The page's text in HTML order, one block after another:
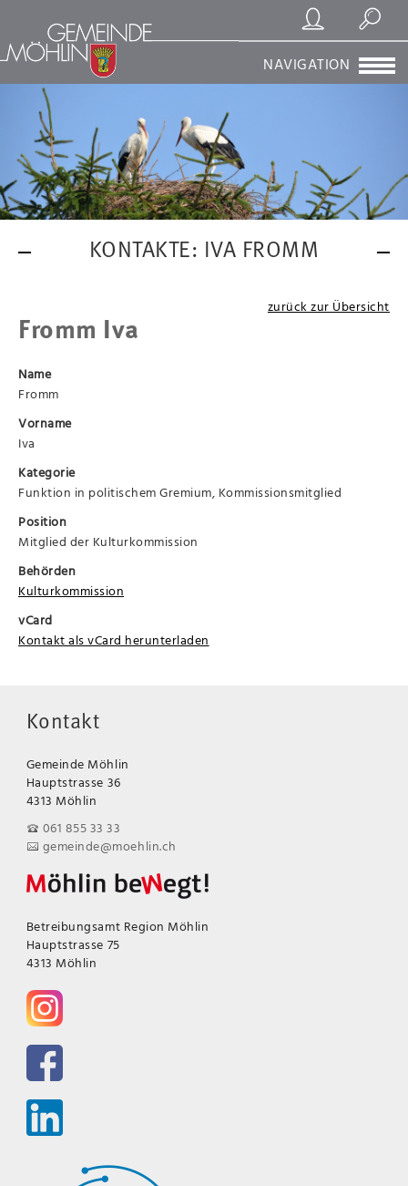
Registrierung/Login
Suchen
NAVIGATION
KONTAKTE: IVA FROMM
zurück zur Übersicht
Fromm Iva
Name
Fromm
Vorname
Iva
Kategorie
Funktion in politischem Gremium, Kommissionsmitglied
Position
Mitglied der Kulturkommission
Behörden
Kulturkommission
vCard
Kontakt als vCard herunterladen
Kontakt
Gemeinde Möhlin
Hauptstrasse 36
4313 Möhlin
061 855 33 33
gemeinde@moehlin.ch
Betreibungsamt Region Möhlin
Hauptstrasse 75
4313 Möhlin